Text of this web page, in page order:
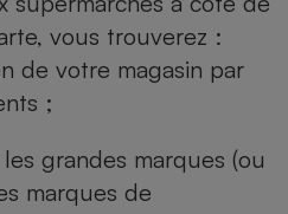
vous trouverez :
de votre magasin par
;
grandes marques (ou
marques de